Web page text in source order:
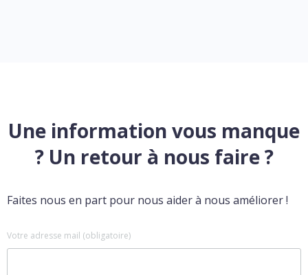
Une information vous manque
? Un retour à nous faire ?
Faites nous en part pour nous aider à nous améliorer !
Votre adresse mail (obligatoire)